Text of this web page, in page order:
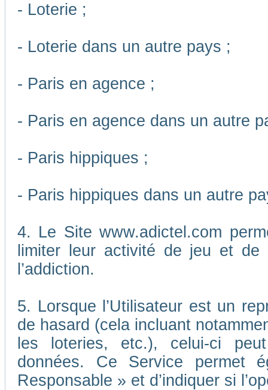
- Loterie ;
- Loterie dans un autre pays ;
- Paris en agence ;
- Paris en agence dans un autre
- Paris hippiques ;
- Paris hippiques dans un autre
4. Le Site www.adictel.com
limiter leur activité de jeu et
l’addiction.
5. Lorsque l’Utilisateur est un
de hasard (cela incluant
les loteries, etc.), celui-ci
données. Ce Service permet
Responsable » et d’indiquer si